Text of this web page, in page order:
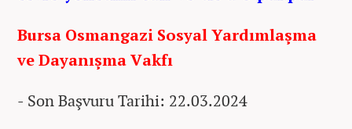
Bursa Osmangazi Sosyal Yardımlaşma
ve Dayanışma Vakfı
- Son Başvuru Tarihi: 22.03.2024